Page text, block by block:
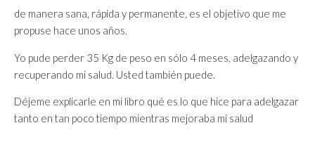
de manera sana, rápida y permanente, es el objetivo que me
propuse hace unos años.
Yo pude perder 35 Kg de peso en sólo 4 meses, adelgazando y
recuperando mi salud. Usted también puede.
Déjeme explicarle en mi libro qué es lo que hice para adelgazar
tanto en tan poco tiempo mientras mejoraba mi salud